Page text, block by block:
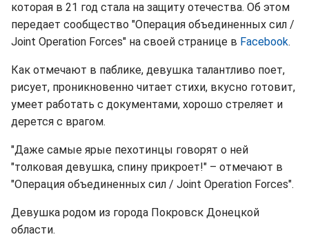
которая в 21 год стала на защиту отечества. Об этом
передает сообщество "Операция объединенных сил /
Joint Operation Forces" на своей странице в Facebook.
Как отмечают в паблике, девушка талантливо поет,
рисует, проникновенно читает стихи, вкусно готовит,
умеет работать с документами, хорошо стреляет и
дерется с врагом.
"Даже самые ярые пехотинцы говорят о ней
"толковая девушка, спину прикроет!" – отмечают в
"Операция объединенных сил / Joint Operation Forces".
Девушка родом из города Покровск Донецкой
области.